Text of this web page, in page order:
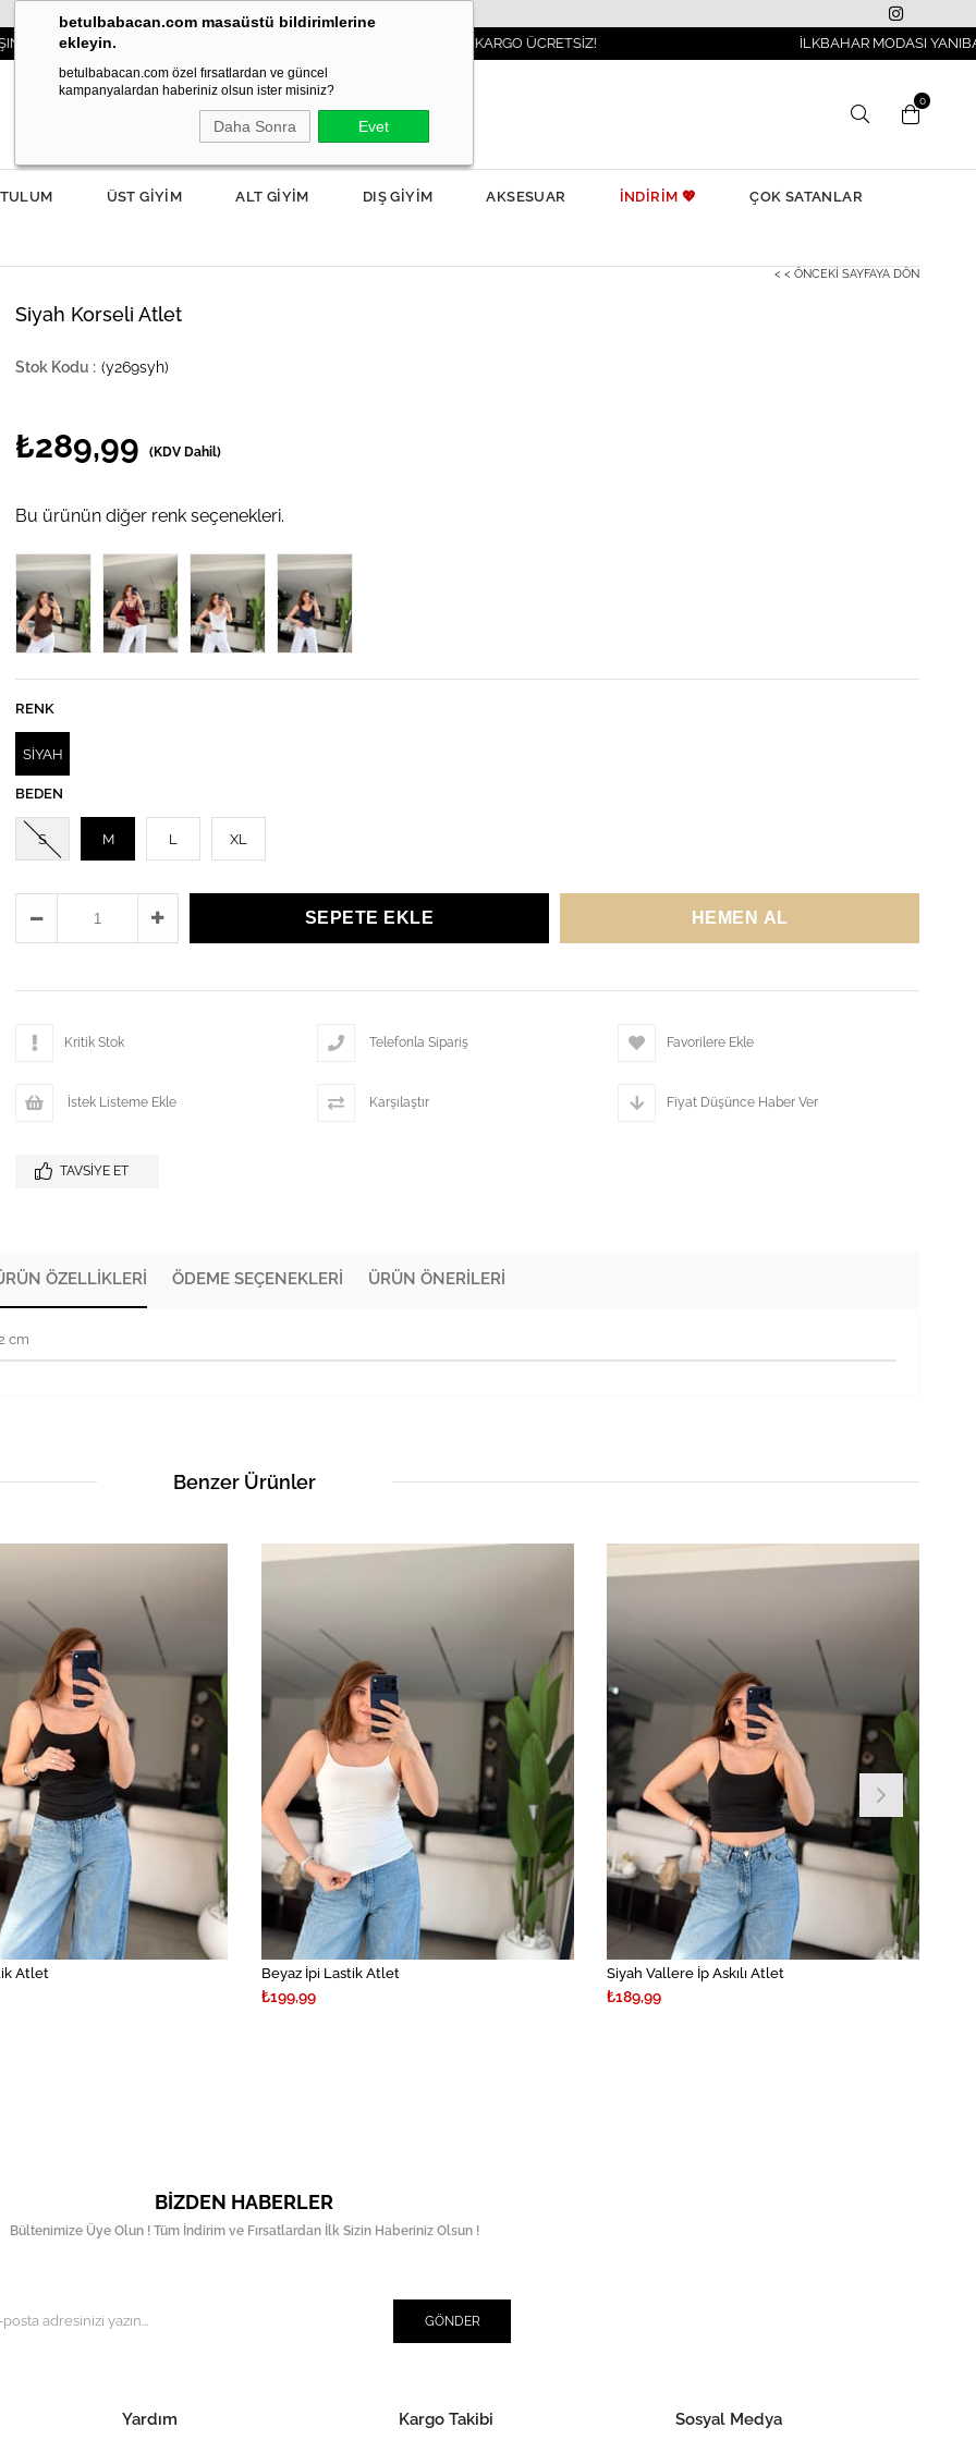
3000TL VE ÜZERİ SİPARİŞLERDE KARGO ÜCRETSİZ! İLKBAHAR MODASI YANIBAŞINIZDA!
betulbabacan.com masaüstü bildirimlerine
ekleyin.
betulbabacan.com özel fırsatlardan ve güncel
kampanyalardan haberiniz olsun ister misiniz?
Daha Sonra Evet
0
TULUM ÜST GİYİM ALT GİYİM DIŞ GİYİM AKSESUAR İNDİRİM 💖 ÇOK SATANLAR
< < ÖNCEKI SAYFAYA DÖN
Siyah Korseli Atlet
(y269syh)
₺289,99 (KDV Dahil)
Bu ürünün diğer renk seçenekleri.
Tükendi
RENK
SİYAH
BEDEN
S M L XL
Kritik Stok Telefonla Sipariş Favorilere Ekle
İstek Listeme Ekle Karşılaştır Fiyat Düşünce Haber Ver
TAVSIYE ET
ÖZELLIKLERI ÖDEME SEÇENEKLERI ÜRÜN ÖNERILERI
cm
Benzer Ürünler
Atlet Beyaz İpi Lastik Atlet
₺199,99
Siyah Vallere İp Askılı Atlet
₺189,99
BIZDEN HABERLER
Bültenimize Üye Olun ! Tüm İndirim ve Fırsatlardan İlk Sizin Haberiniz Olsun !
GÖNDER
Yardım Kargo Takibi Sosyal Medya